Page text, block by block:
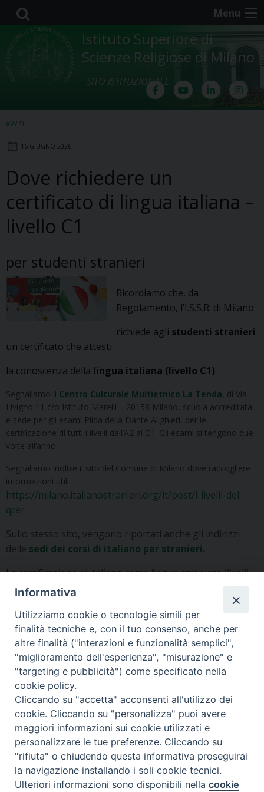
Skip
content
Menu
Istituto Superiore di
Scienze Religiose di Milano
SITO ISTITUZIONALE
AVVISI
16 GIUGNO 2026
Dove richiedere un
certificato di lingua italiana –
livello C1
per studenti stranieri
Ricordiamo che, da
Regolamento, l’I.S.S.R. di Milano
richiede agli studenti stranieri
un certificato che attesti
la conoscenza della lingua italiana (livello C1).
Segnaliamo il Centro Culturale Multietnico La Tenda, di Via
Livigno 11 c/o Istituto Marelli – 20158 Milano, scuola accreditata
e sede per gli esami Plida della Dante Alighieri, per le
certificazione di tutti i livelli dall’A2 al C1. Gli esami si tengono due
volte all’anno.
Segnaliamo inoltre il sito del Comune di Milano dove raccogliere
informazioni utili:
https://milano.italianostranieri.org/it/post/i-livelli-del-
qcer
Sullo stesso sito, vengono riportati anche gli indirizzi
delle sedi dei corsi di italiano per stranieri.
La certificazione di italiano come lingua straniera (livelli
A1, A2, B1, B2, C1, C2) può essere rilasciata dai quattro
dell’Istruzione:
– L’Università per Stranieri di Sienarilascia la
certificazione CILS
– L’Università per Stranieri di Perugiarilascia la
certificazione CELI
– L’Università degli Studi Roma Tre
certificazione CERT.IT
– LaSocietà Dante Alighieririlascia la certificazione
PLIDA
Altre info sempre sul sito del Comune di Milano:
https://milano.italianostranieri.org/it/post/la-
certificazione
Informativa
Utilizziamo cookie o tecnologie simili per
finalità tecniche e, con il tuo consenso, anche per
altre finalità ("interazioni e funzionalità semplici",
"miglioramento dell'esperienza", "misurazione" e
"targeting e pubblicità") come specificato nella
cookie policy.
Cliccando su "accetta" acconsenti all'utilizzo dei
cookie. Cliccando su "personalizza" puoi avere
maggiori informazioni sui cookie utilizzati e
personalizzare le tue preferenze. Cliccando su
"rifiuta" o chiudendo questa informativa proseguirai
la navigazione installando i soli cookie tecnici.
Ulteriori informazioni sono disponibili nellacookie